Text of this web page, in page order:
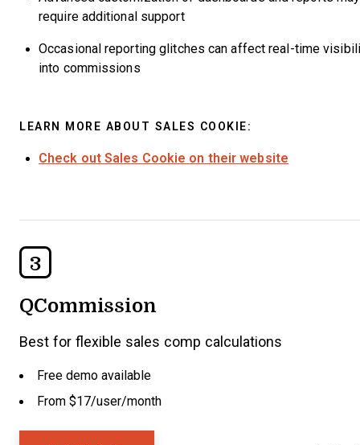
require additional support
Occasional reporting glitches can affect real-time
into commissions
LEARN MORE ABOUT SALES COOKIE:
Check out Sales Cookie on their website
3
QCommission
Best for flexible sales comp calculations
Free demo available
From $17/user/month